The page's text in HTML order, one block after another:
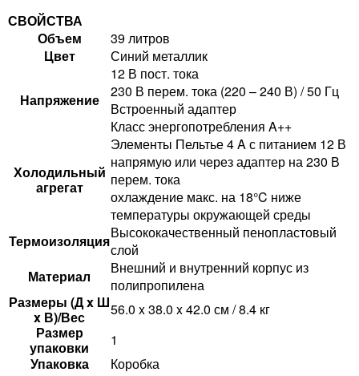
СВОЙСТВА
Объем
39 литров
Цвет
Синий металлик
Напряжение
12 В пост. тока
230 В перем. тока (220 – 240 В) / 50 Гц
Встроенный адаптер
Класс энергопотребления A++
Холодильный
агрегат
Элементы Пельтье 4 A с питанием 12 В
напрямую или через адаптер на 230 В
перем. тока
охлаждение макс. на 18°C ниже
температуры окружающей среды
ТермоизоляцияВысококачественный пенопластовый
слой
Материал
Внешний и внутренний корпус из
полипропилена
Размеры (Д x Ш
x В)/Вес
56.0 x 38.0 x 42.0 см / 8.4 кг
Размер
упаковки
1
Упаковка
Коробка